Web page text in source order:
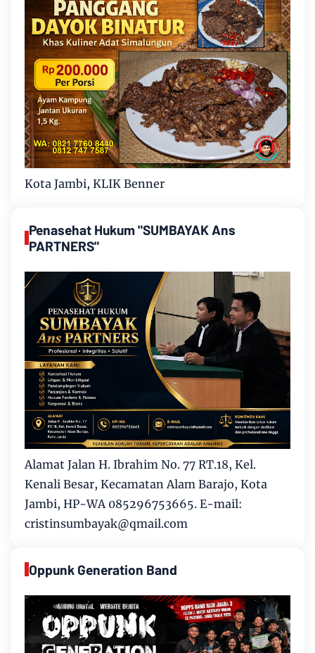
Kota Jambi, KLIK Benner
Penasehat Hukum "SUMBAYAK Ans
PARTNERS"
Alamat Jalan H. Ibrahim No. 77 RT.18, Kel.
Kenali Besar, Kecamatan Alam Barajo, Kota
Jambi, HP-WA 085296753665. E-mail:
cristinsumbayak@qmail.com
Oppunk Generation Band